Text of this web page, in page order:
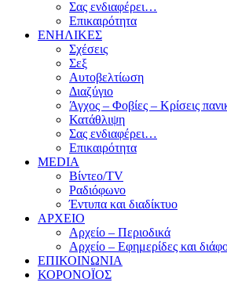
Σας ενδιαφέρει…
Επικαιρότητα
ΕΝΗΛΙΚΕΣ
Σχέσεις
Σεξ
Αυτοβελτίωση
Διαζύγιο
Άγχος – Φοβίες – Κρίσεις
Κατάθλιψη
Σας ενδιαφέρει…
Επικαιρότητα
MEDIA
Βίντεο/TV
Ραδιόφωνο
Έντυπα και διαδίκτυο
ΑΡΧΕΙΟ
Αρχείο – Περιοδικά
Αρχείο – Εφημερίδες και
ΕΠΙΚΟΙΝΩΝΙΑ
ΚΟΡΟΝΟΪΟΣ